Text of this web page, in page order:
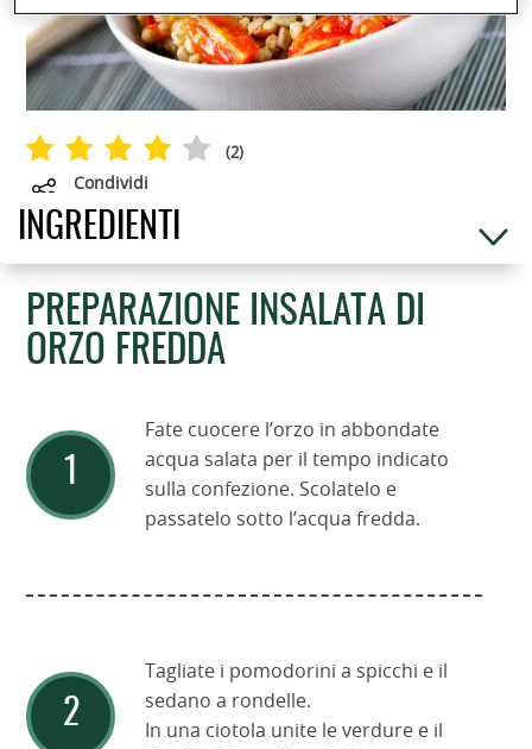
(2)
Condividi
INGREDIENTI
PREPARAZIONE INSALATA DI
ORZO FREDDA
Fate cuocere l’orzo in abbondate
acqua salata per il tempo indicato
sulla confezione. Scolatelo e
passatelo sotto l’acqua fredda.
Tagliate i pomodorini a spicchi e il
sedano a rondelle.
In una ciotola unite le verdure e il